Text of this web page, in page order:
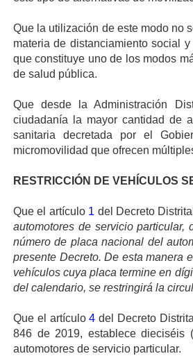
Que la utilización de este modo no
materia de distanciamiento social
que constituye uno de los modos
de salud pública.
Que desde la Administración
ciudadanía la mayor cantidad de
sanitaria decretada por el
micromovilidad que ofrecen
RESTRICCIÓN DE VEHÍCULOS
Que el artículo 1 del Decreto
automotores de servicio
número de placa nacional del
presente Decreto. De esta manera
vehículos cuya placa termine en
del calendario, se restringirá la
Que el artículo4 del Decreto
846 de 2019, establece dieciséis
automotores de servicio particular.